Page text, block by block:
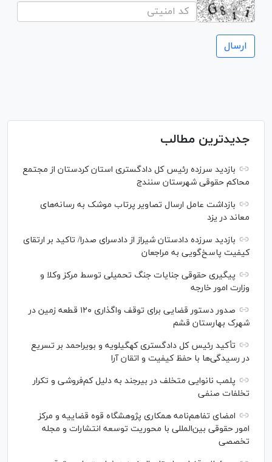
جدیدترین مطالب
بازدید سرزده رئیس کل دادگستری استان کردستان از مجتمع
محاکم حقوقی شهرستان سنندج
بازداشت عامل ارسال تصاویر پرتاب موشک به رسانه‌های
معاند در یزد
بازدید سرزده دادستان شیراز از دادسرای صدرا/ تاکید بر ارتقای
کیفیت پاسخ‌گویی به مراجعان
پیگیری حقوقی جنایات جنگ تحمیلی توسط مرکز وکلا و
وزارت امور خارجه
صدور دستور قضایی برای توقف واگذاری ۱۲۰ قطعه زمین در
شهرک بهارستان قشم
تأکید رئیس کل دادگستری کهگیلویه و بویراحمد بر تسریع
در رسیدگی‌ها با حفظ کیفیت و اتقان آرا
پلمب نانوایی متخلف در بیرجند به دلیل کم‌فروشی و تکرار
تخلفات صنفی
امضای تفاهم‌نامه همکاری پژوهشگاه قوه قضاییه و مرکز
امور حقوقی بین‌المللی با محوریت توسعه انتشارات و مجله
تخصصی